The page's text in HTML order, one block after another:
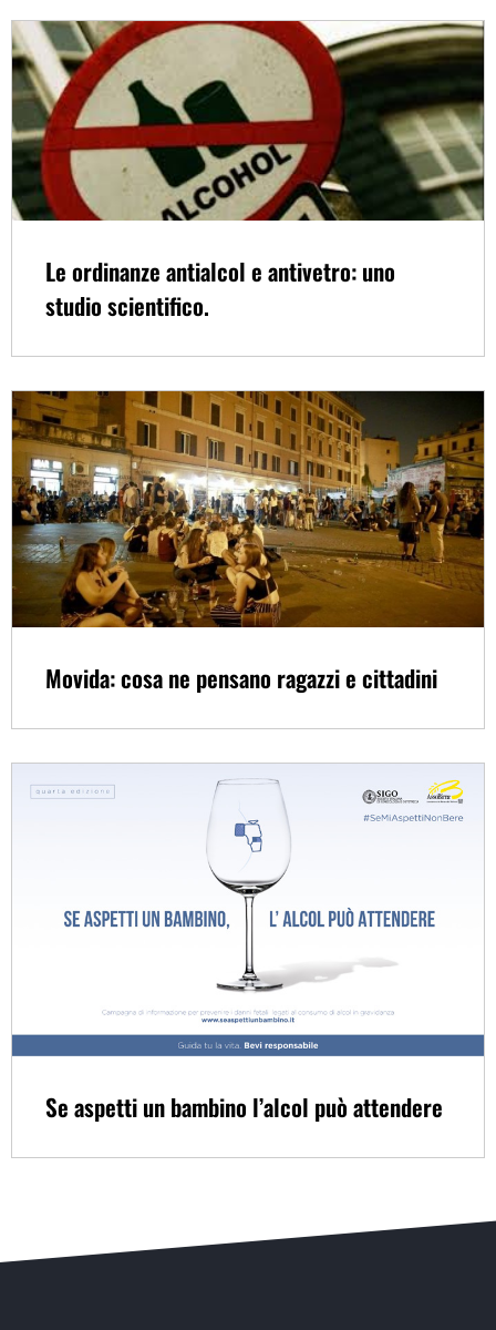
Le ordinanze antialcol e antivetro: uno
studio scientifico.
Movida: cosa ne pensano ragazzi e cittadini
Se aspetti un bambino l’alcol può attendere